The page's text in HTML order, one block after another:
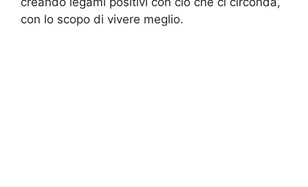
con lo scopo di vivere meglio.